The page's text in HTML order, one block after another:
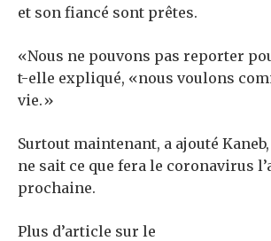
et son fiancé sont prêtes.
«Nous ne pouvons pas reporter
t-elle expliqué, «nous voulons
vie.»
Surtout maintenant, a ajouté
ne sait ce que fera le coronavirus
prochaine.
Plus d’article sur le